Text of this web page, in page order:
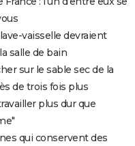
vaisselle devraient
salle de bain
sur le sable sec de la
de trois fois plus
plus dur que
qui conservent des